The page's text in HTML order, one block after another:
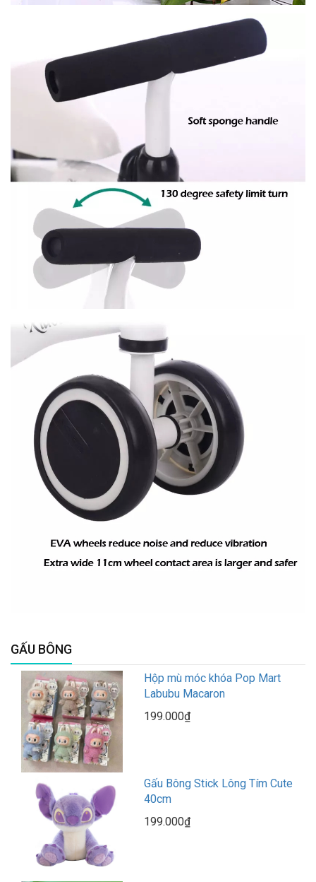
GẤU BÔNG
Hộp mù móc khóa Pop Mart
Labubu Macaron
199.000₫
Gấu Bông Stick Lông Tím Cute
40cm
199.000₫